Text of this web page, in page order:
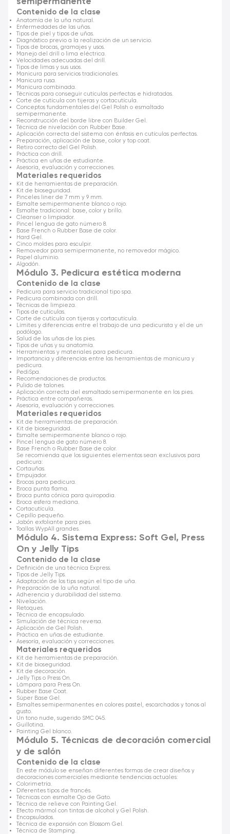
Contenido de la clase
Anatomía de la uña natural.
Enfermedades de las uñas.
Tipos de piel y tipos de uñas.
Diagnóstico previo a la realización de un servicio.
Tipos de brocas, gramajes y usos.
Manejo del drill o lima eléctrica.
Velocidades adecuadas del drill.
Tipos de limas y sus usos.
Manicura para servicios tradicionales.
Manicura rusa.
Manicura combinada.
Técnicas para conseguir cutículas perfectas e hidratadas.
Corte de cutícula con tijeras y cortacutícula.
Conceptos fundamentales del Gel Polish o esmaltado
semipermanente.
Reconstrucción del borde libre con Builder Gel.
Técnica de nivelación con Rubber Base.
Aplicación correcta del sistema con énfasis en cutículas perfectas.
Preparación, aplicación de base, color y top coat.
Retiro correcto del Gel Polish.
Práctica con drill.
Práctica en uñas de estudiante.
Asesoría, evaluación y correcciones.
Materiales requeridos
Kit de herramientas de preparación.
Kit de bioseguridad.
Pinceles liner de 7 mm y 9 mm.
Esmalte semipermanente blanco o rojo.
Esmalte tradicional: base, color y brillo.
Cleanser o limpiador.
Pincel lengua de gato número 8.
Base French o Rubber Base de color.
Hard Gel.
Cinco moldes para esculpir.
Removedor para semipermanente, no removedor mágico.
Papel aluminio.
Algodón.
Módulo 3. Pedicura estética moderna
Contenido de la clase
Pedicura para servicio tradicional tipo spa.
Pedicura combinada con drill.
Técnicas de limpieza.
Tipos de cutículas.
Corte de cutícula con tijeras y cortacutícula.
Límites y diferencias entre el trabajo de una pedicurista y el de un
podólogo.
Salud de las uñas de los pies.
Tipos de uñas y su anatomía.
Herramientas y materiales para pedicura.
Importancia y diferencias entre las herramientas de manicura y
pedicura.
PediSpa.
Recomendaciones de productos.
Pulido de talones.
Aplicación correcta del esmaltado semipermanente en los pies.
Práctica entre compañeras.
Asesoría, evaluación y correcciones.
Materiales requeridos
Kit de herramientas de preparación.
Kit de bioseguridad.
Esmalte semipermanente blanco o rojo.
Pincel lengua de gato número 8.
Base French o Rubber Base de color.
Se recomienda que los siguientes elementos sean exclusivos para
pedicura:
Cortauñas.
Empujador.
Brocas para pedicura.
Broca punta flama.
Broca punta cónica para quiropodia.
Broca esfera mediana.
Cortacutícula.
Cepillo pequeño.
Jabón exfoliante para pies.
Toallas WypAll grandes.
Módulo 4. Sistema Express: Soft Gel, Press
On y Jelly Tips
Contenido de la clase
Definición de una técnica Express.
Tipos de Jelly Tips.
Adaptación de los tips según el tipo de uña.
Preparación de la uña natural.
Adherencia y durabilidad del sistema.
Nivelación.
Retoques.
Técnica de encapsulado.
Simulación de técnica reversa.
Aplicación de Gel Polish.
Práctica en uñas de estudiante.
Asesoría, evaluación y correcciones.
Materiales requeridos
Kit de herramientas de preparación.
Kit de bioseguridad.
Kit de decoración.
Jelly Tips o Press On.
Lámpara para Press On.
Rubber Base Coat.
Súper Base Gel.
Esmaltes semipermanentes en colores pastel, escarchados y tonos al
gusto.
Un tono nude, sugerido SMC 045.
Guillotina.
Painting Gel blanco.
Módulo 5. Técnicas de decoración comercial
y de salón
Contenido de la clase
En este módulo se enseñan diferentes formas de crear diseños y
decoraciones comerciales mediante tendencias actuales:
Colorimetría.
Diferentes tipos de francés.
Técnicas con esmalte Ojo de Gato.
Técnica de relieve con Painting Gel.
Efecto mármol con tintas de alcohol y Gel Polish.
Encapsulados.
Técnica de expansión con Blossom Gel.
Técnica de Stamping.